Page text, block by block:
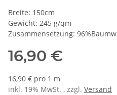
Breite: 150cm
Gewicht: 245 g/qm
Zusammensetzung:
16,90 €
16,90 € pro 1 m
inkl. 19% MwSt. , zzgl. Versand